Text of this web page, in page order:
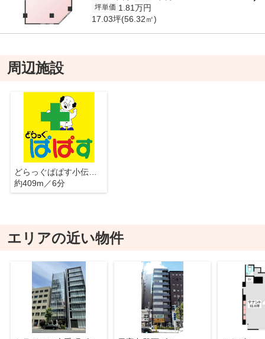
坪単価 1.81万円
17.03坪(56.32㎡)
周辺施設
どらっぐぱぱす小伝馬町店
約409m／6分
エリアの近い物件